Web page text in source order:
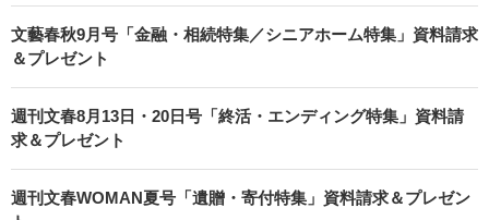
文藝春秋9月号「金融・相続特集／シニアホーム特集」資料請求
＆プレゼント
週刊文春8月13日・20日号「終活・エンディング特集」資料請
求＆プレゼント
週刊文春WOMAN夏号「遺贈・寄付特集」資料請求＆プレゼン